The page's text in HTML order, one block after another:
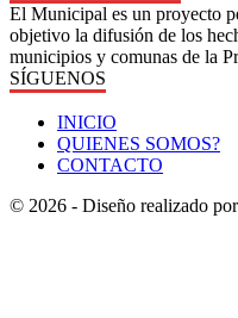
El Municipal es un proyecto
objetivo la difusión de los
municipios y comunas de la
SÍGUENOS
INICIO
QUIENES SOMOS?
CONTACTO
© 2026 - Diseño realizado por